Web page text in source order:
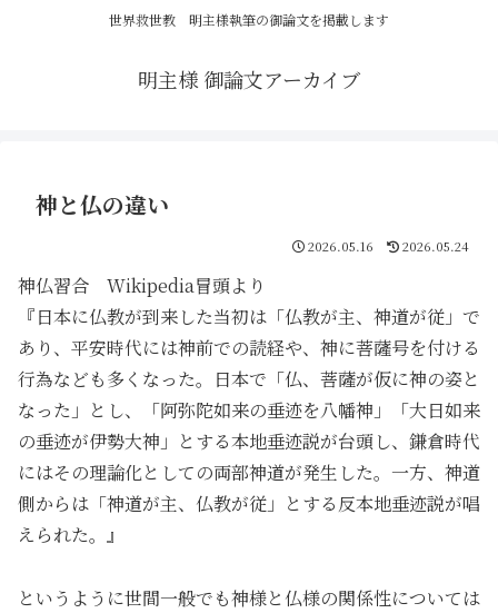
世界救世教 明主様執筆の御論文を掲載します
明主様 御論文アーカイブ
神と仏の違い
2026.05.16 2026.05.24
神仏習合 Wikipedia冒頭より
『日本に仏教が到来した当初は「仏教が主、神道が従」で
あり、平安時代には神前での読経や、神に菩薩号を付ける
行為なども多くなった。日本で「仏、菩薩が仮に神の姿と
なった」とし、「阿弥陀如来の垂迹を八幡神」「大日如来
の垂迹が伊勢大神」とする本地垂迹説が台頭し、鎌倉時代
にはその理論化としての両部神道が発生した。一方、神道
側からは「神道が主、仏教が従」とする反本地垂迹説が唱
えられた。』
というように世間一般でも神様と仏様の関係性については